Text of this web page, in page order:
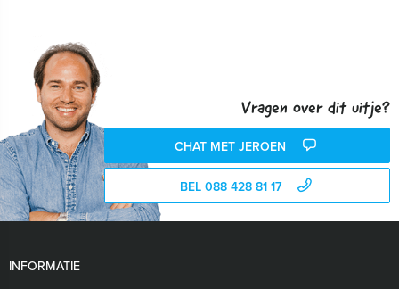
Vragen over dit uitje?
CHAT MET JEROEN
BEL 088 428 81 17
INFORMATIE